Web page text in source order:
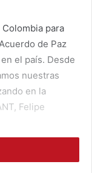
para
de Paz
el país. Desde
nuestras
en la
Felipe
resolver